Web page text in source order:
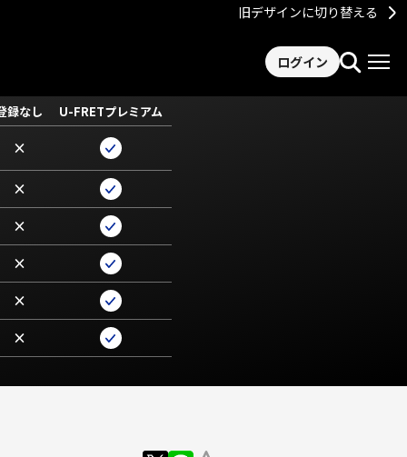
旧デザインに切り替える
ログイン
録なし U-FRETプレミアム
×
×
×
×
×
×